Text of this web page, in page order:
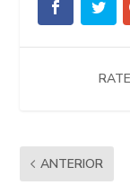
ANTERIOR